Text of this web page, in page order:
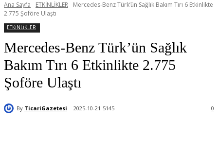
Ana Sayfa ETKİNLİKLER
Mercedes-Benz Türk’ün Sağlık Bakım Tırı 6 Etkinlikte
2.775 Şoföre Ulaştı
ETKİNLİKLER
Mercedes-Benz Türk’ün Sağlık
Bakım Tırı 6 Etkinlikte 2.775
Şoföre Ulaştı
By TicariGazetesi 2025-10-21 0
5145